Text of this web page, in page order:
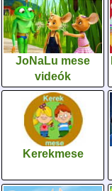
JoNaLu mese
videók
Kerekmese